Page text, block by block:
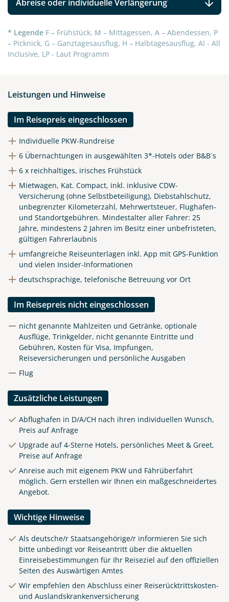
Abreise oder individuelle Verlängerung
* Legende F – Frühstück, M – Mittagessen, A – Abendessen, P
– Picknick, G – Ganztagesausflug, H – Halbtagesausflug, AI - All
Inclusive, LP - Laut Programm
Leistungen und Hinweise
Im Reisepreis eingeschlossen
Individuelle PKW-Rundreise
6 Übernachtungen in ausgewählten 3*-Hotels oder B&B´s
6 x reichhaltiges, irisches Frühstück
Mietwagen, Kat. Compact, inkl. inklusive CDW-
Versicherung (ohne Selbstbeteiligung), Diebstahlschutz,
unbegrenzter Kilometerzahl, Mehrwertsteuer, Flughafen-
und Standortgebühren. Mindestalter aller Fahrer: 25
Jahre, mindestens 2 Jahren im Besitz einer unbefristeten,
gültigen Fahrerlaubnis
umfangreiche Reiseunterlagen inkl. App mit GPS-Funktion
und vielen Insider-Informationen
deutschsprachige, telefonische Betreuung vor Ort
Im Reisepreis nicht eingeschlossen
nicht genannte Mahlzeiten und Getränke, optionale
Ausflüge, Trinkgelder, nicht genannte Eintritte und
Gebühren, Kosten für Visa, Impfungen,
Reiseversicherungen und persönliche Ausgaben
Flug
Zusätzliche Leistungen
Abflughafen in D/A/CH nach ihren individuellen Wunsch,
Preis auf Anfrage
Upgrade auf 4-Sterne Hotels, persönliches Meet & Greet,
Preise auf Anfrage
Anreise auch mit eigenem PKW und Fährüberfahrt
möglich. Gern erstellen wir Ihnen ein maßgeschneidertes
Angebot.
Wichtige Hinweise
Als deutsche/r Staatsangehörige/r informieren Sie sich
bitte unbedingt vor Reiseantritt über die aktuellen
Einreisebestimmungen für Ihr Reiseziel auf den offiziellen
Seiten des Auswärtigen Amtes
Wir empfehlen den Abschluss einer Reiserücktrittskosten-
und Auslandskrankenversicherung